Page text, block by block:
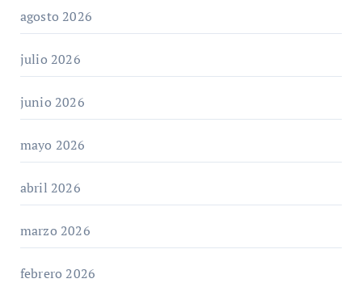
agosto 2026
julio 2026
junio 2026
mayo 2026
abril 2026
marzo 2026
febrero 2026